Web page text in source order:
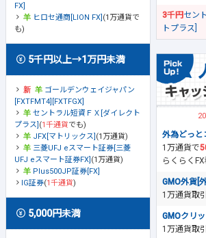
FX]
ヒロセ通商[LION FX] (1万通貨で
も)
5千円以上→1万円未満
ゴールデンウェイジャパン
[FXTFMT4][FXTFGX]
セントラル短資ＦＸ[ダイレクト
プラス] (1千通貨でも)
JFX[マトリックス] (1万通貨)
三菱UFJ eスマート証券[三菱
UFJ eスマート証券FX] (1万通貨)
Plus500JP証券[FX]
IG証券(1千通貨)
5,000円未満
3千円セン
トプラス]
外為どっと
1万通貨で
らくらく
GMO外貨[
1万通貨取
GMOクリ
1万通貨取